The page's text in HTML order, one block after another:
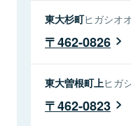
東大杉町ヒガシオ
462-0826
東大曽根町上ヒガ
462-0823